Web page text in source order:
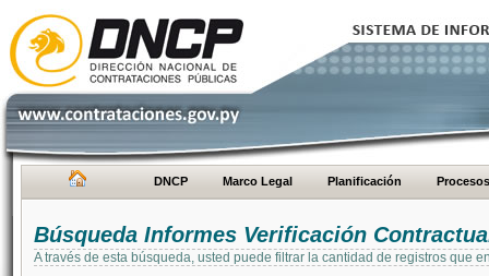
DNCP Marco Legal Planificación Procesos
Búsqueda Informes Verificación
A través de esta búsqueda, usted puede filtrar la cantidad de registros que